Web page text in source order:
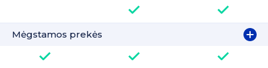
Mėgstamos prekės